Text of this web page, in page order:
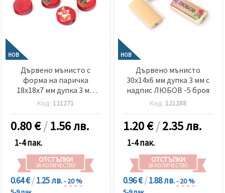
НОВ
Дървено мънисто с
форма на паричка
18x18x7 мм дупка 3 мм
МИКС Баба Марта цвят
червен -5 броя
Код: 121271
0.80€/1.56 лв.
1-4 пак.
ОТСТЪПКИ
ЗА КОЛИЧЕСТВО
0.64 €/1.25 лв.- 20 %
НОВ
Дървено мънисто
30x14x6 мм дупка 3 мм с
надпис ЛЮБОВ -5 броя
Код: 121288
1.20€/2.35 лв.
1-4 пак.
ОТСТЪПКИ
ЗА КОЛИЧЕСТВО
0.96 €/1.88 лв.- 20 %